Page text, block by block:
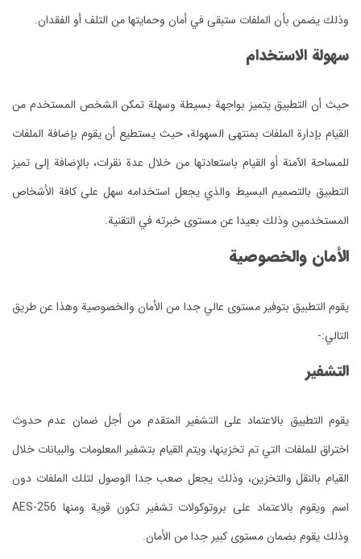
وذلك يضمن بأن الملفات ستبقى في أمان وحمايتها من التلف أو الفقدان.
سهولة الاستخدام
حيث أن التطبيق يتميز بواجهة بسيطة وسهلة تمكن الشخص المستخدم من
القيام بإدارة الملفات بمنتهى السهولة، حيث يستطيع أن يقوم بإضافة الملفات
للمساحة الآمنة أو القيام باستعادتها من خلال عدة نقرات، بالإضافة إلى تميز
التطبيق بالتصميم البسيط والذي يجعل استخدامه سهل على كافة الأشخاص
المستخدمين وذلك بعيدا عن مستوى خبرته في التقنية.
الأمان والخصوصية
يقوم التطبيق بتوفير مستوى عالي جدا من الأمان والخصوصية وهذا عن طريق
التالي:-
التشفير
يقوم التطبيق بالاعتماد على التشفير المتقدم من أجل ضمان عدم حدوث
اختراق للملفات التي تم تخزينها، ويتم القيام بتشفير المعلومات والبيانات خلال
القيام بالنقل والتخزين، وذلك يجعل صعب جدا الوصول لتلك الملفات دون
اسم ويقوم بالاعتماد على بروتوكولات تشفير تكون قوية ومنها AES-256
وذلك يقوم بضمان مستوى كبير جدا من الأمان.